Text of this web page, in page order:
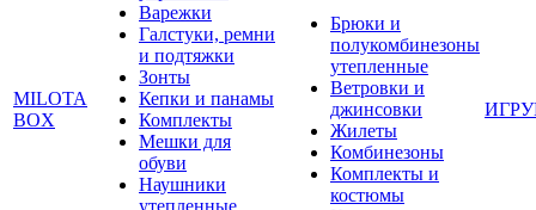
MILOTA
BOX
Варежки
Галстуки, ремни
и подтяжки
Зонты
Кепки и панамы
Комплекты
Мешки для
обуви
Наушники
утепленные
Брюки и
полукомбинезоны
утепленные
Ветровки и
джинсовки
Жилеты
Комбинезоны
Комплекты и
костюмы